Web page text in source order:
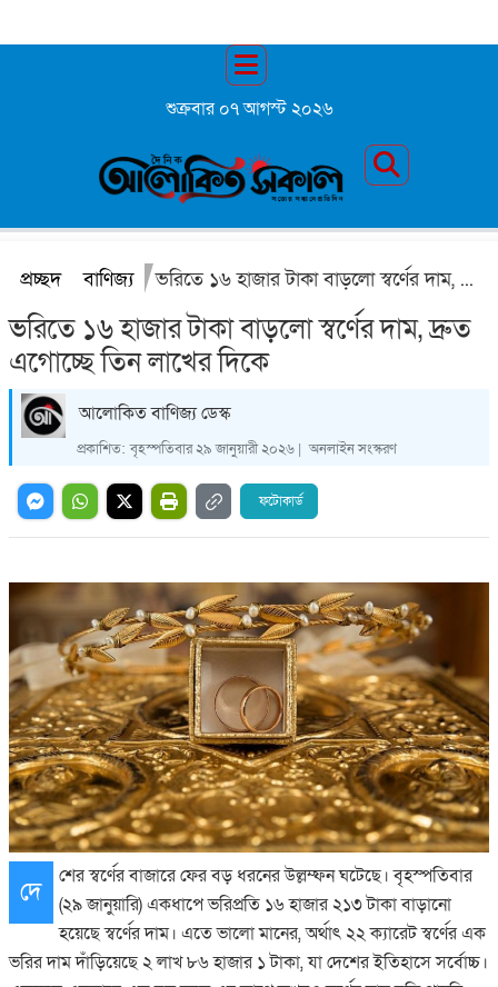
শুক্রবার ০৭ আগস্ট ২০২৬
প্রচ্ছদ বাণিজ্য ভরিতে ১৬ হাজার টাকা বাড়লো স্বর্ণের দাম, দ্রুত এগোচ্ছে তিন লাখের দিকে
ভরিতে ১৬ হাজার টাকা বাড়লো স্বর্ণের দাম, দ্রুত
এগোচ্ছে তিন লাখের দিকে
আলোকিত বাণিজ্য ডেস্ক
প্রকাশিত: বৃহস্পতিবার ২৯ জানুয়ারী ২০২৬ | অনলাইন সংস্করণ
ফটোকার্ড
দে
শের স্বর্ণের বাজারে ফের বড় ধরনের উল্লম্ফন ঘটেছে। বৃহস্পতিবার
(২৯ জানুয়ারি) একধাপে ভরিপ্রতি ১৬ হাজার ২১৩ টাকা বাড়ানো
হয়েছে স্বর্ণের দাম। এতে ভালো মানের, অর্থাৎ ২২ ক্যারেট স্বর্ণের এক
ভরির দাম দাঁড়িয়েছে ২ লাখ ৮৬ হাজার ১ টাকা, যা দেশের ইতিহাসে সর্বোচ্চ।